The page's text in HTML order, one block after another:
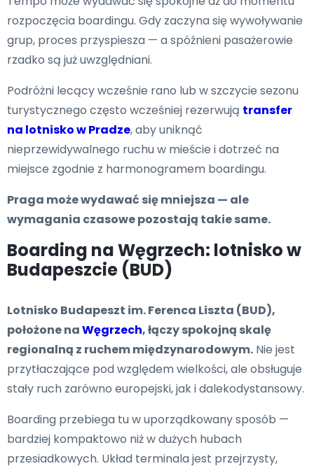
rozpoczęcia boardingu. Gdy zaczyna się wywoływanie
grup, proces przyspiesza — a spóźnieni pasażerowie
rzadko są już uwzględniani.
Podróżni lecący wcześnie rano lub w szczycie sezonu
turystycznego często wcześniej rezerwują transfer
na lotnisko w Pradze, aby uniknąć
nieprzewidywalnego ruchu w mieście i dotrzeć na
miejsce zgodnie z harmonogramem boardingu.
Praga może wydawać się mniejsza — ale
wymagania czasowe pozostają takie same.
Boarding na Węgrzech: lotnisko w
Budapeszcie (BUD)
Lotnisko Budapeszt im. Ferenca Liszta (BUD),
położone naWęgrzech, łączy spokojną skalę
regionalną z ruchem międzynarodowym. Nie jest
przytłaczające pod względem wielkości, ale obsługuje
stały ruch zarówno europejski, jak i dalekodystansowy.
Boarding przebiega tu w uporządkowany sposób —
bardziej kompaktowo niż w dużych hubach
przesiadkowych. Układ terminala jest przejrzysty,